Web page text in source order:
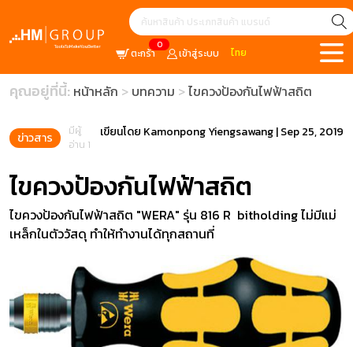
0
ตะกร้า เข้าสู่ระบบ ไทย
คุณอยู่ที่นี้: หน้าหลัก บทความ ไขควงป้องกันไฟฟ้าสถิต
ข่าวสาร
มีผู้
อ่าน 1
เขียนโดย Kamonpong Yiengsawang|Sep 25, 2019
ไขควงป้องกันไฟฟ้าสถิต
ไขควงป้องกันไฟฟ้าสถิต "WERA" รุ่น 816 R bitholding ไม่มีแม่
เหล็กในตัววัสดุ ทำให้ทำงานได้ทุกสถานที่